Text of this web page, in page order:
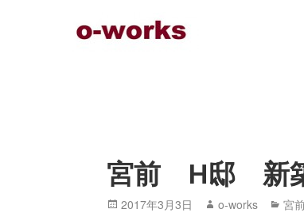
宮前 H邸 新
Posted
2017年3月3日 Author
o-works 宮